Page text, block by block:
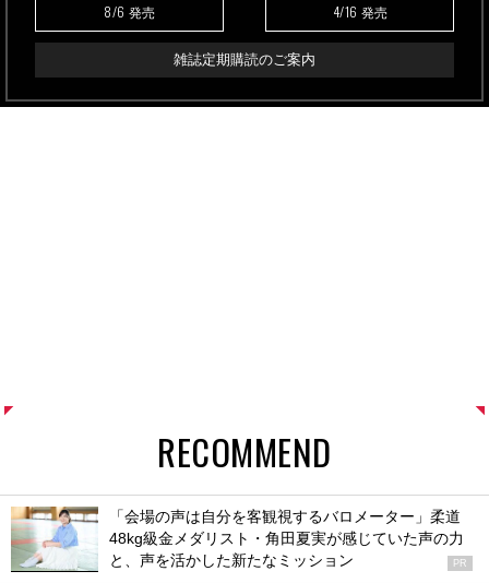
8/6 発売 4/16 発売
雑誌定期購読のご案内
RECOMMEND
「会場の声は自分を客観視するバロメーター」柔道
48kg級金メダリスト・角田夏実が感じていた声の力
と、声を活かした新たなミッション
PR